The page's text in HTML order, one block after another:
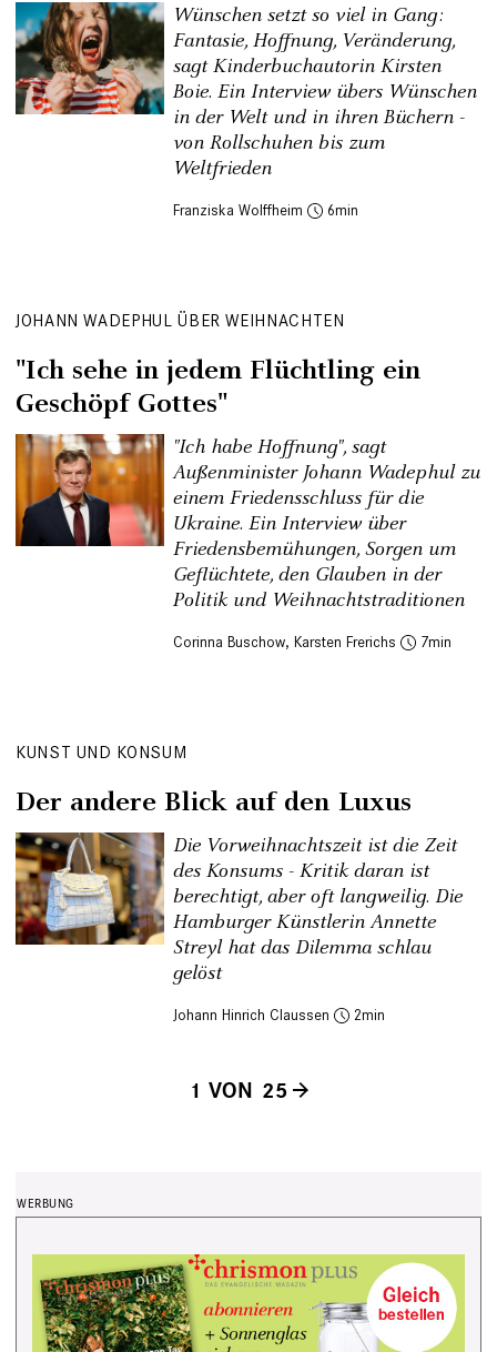
Wünschen setzt so viel in Gang:
Fantasie, Hoffnung, Veränderung,
sagt Kinderbuchautorin Kirsten
Boie. Ein Interview übers Wünschen
in der Welt und in ihren Büchern -
von Rollschuhen bis zum
Weltfrieden
Franziska Wolffheim 6
JOHANN WADEPHUL ÜBER WEIHNACHTEN
"Ich sehe in jedem Flüchtling ein
Geschöpf Gottes"
"Ich habe Hoffnung", sagt
Außenminister Johann Wadephul zu
einem Friedensschluss für die
Ukraine. Ein Interview über
Friedensbemühungen, Sorgen um
Geflüchtete, den Glauben in der
Politik und Weihnachtstraditionen
Corinna Buschow,Karsten Frerichs 7
KUNST UND KONSUM
Der andere Blick auf den Luxus
Die Vorweihnachtszeit ist die Zeit
des Konsums - Kritik daran ist
berechtigt, aber oft langweilig. Die
Hamburger Künstlerin Annette
Streyl hat das Dilemma schlau
gelöst
Johann Hinrich Claussen 2
1 VON 25